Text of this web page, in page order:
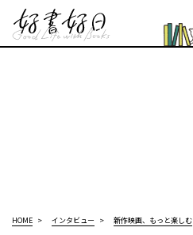
HOME インタビュー 新作映画、もっと楽しむ